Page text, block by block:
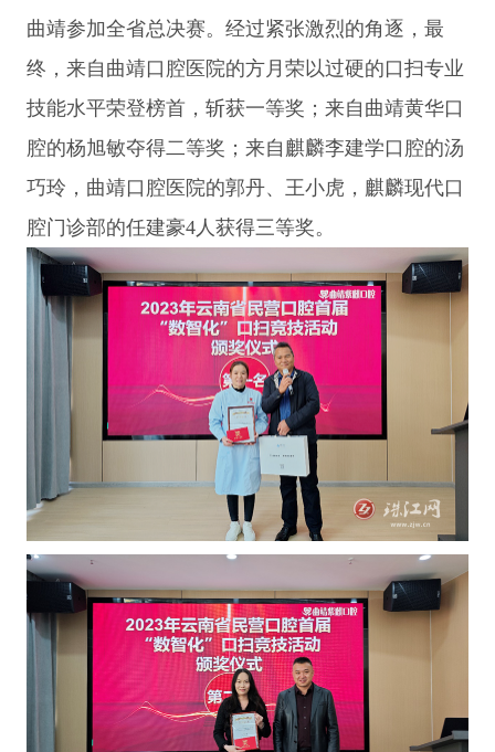
曲靖参加全省总决赛。经过紧张激烈的角逐，最
终，来自曲靖口腔医院的方月荣以过硬的口扫专业
技能水平荣登榜首，斩获一等奖；来自曲靖黄华口
腔的杨旭敏夺得二等奖；来自麒麟李建学口腔的汤
巧玲，曲靖口腔医院的郭丹、王小虎，麒麟现代口
腔门诊部的任建豪4人获得三等奖。